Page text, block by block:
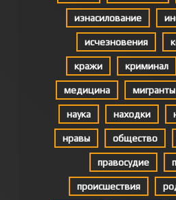
изнасилование
исчезновения
кражи криминал
медицина мигранты
наука находки
нравы общество
правосудие
происшествия